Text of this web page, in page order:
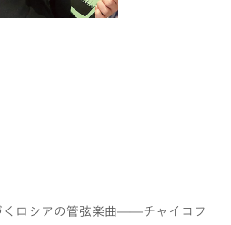
くロシアの管弦楽曲――チャイコフ